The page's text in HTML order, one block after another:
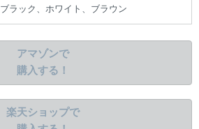
ブラック、ホワイト、ブラウン
アマゾンで
購入する！
楽天ショップで